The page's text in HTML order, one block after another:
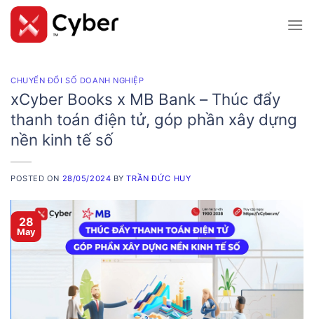
Skip
content
CHUYỂN ĐỔI SỐ DOANH NGHIỆP
xCyber Books x MB Bank – Thúc đẩy
thanh toán điện tử, góp phần xây dựng
nền kinh tế số
POSTED ON 28/05/2024 BYTRẦN ĐỨC HUY
28
May